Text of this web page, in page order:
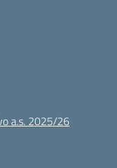
a.s. 2025/26